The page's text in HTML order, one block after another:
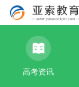
高考资讯